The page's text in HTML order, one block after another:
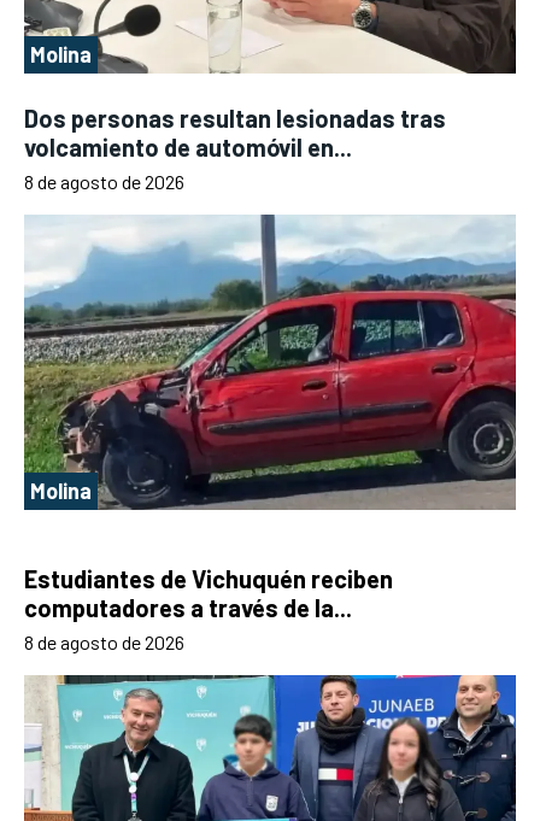
Molina
Dos personas resultan lesionadas tras
volcamiento de automóvil en...
8 de agosto de 2026
Molina
Estudiantes de Vichuquén reciben
computadores a través de la...
8 de agosto de 2026